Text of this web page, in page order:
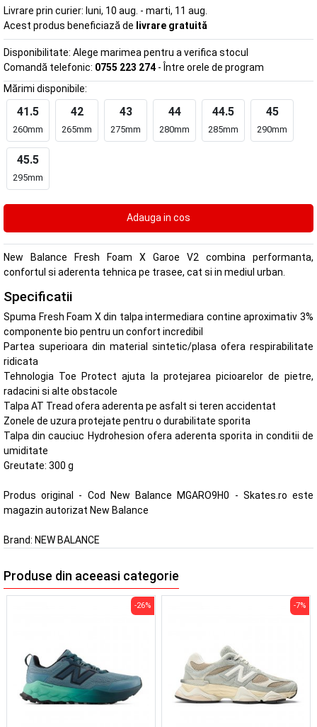
Livrare prin curier: luni, 10 aug. - marti, 11 aug.
Acest produs beneficiază de livrare gratuită
Disponibilitate: Alege marimea pentru a verifica stocul
Comandă telefonic: 0755 223 274 - Între orele de program
Mărimi disponibile:
41.5
260mm
42
265mm
43
275mm
44
280mm
44.5
285mm
45
290mm
45.5
295mm
New Balance Fresh Foam X Garoe V2 combina performanta,
confortul si aderenta tehnica pe trasee, cat si in mediul urban.
Specificatii
Spuma Fresh Foam X din talpa intermediara contine aproximativ 3%
componente bio pentru un confort incredibil
Partea superioara din material sintetic/plasa ofera respirabilitate
ridicata
Tehnologia Toe Protect ajuta la protejarea picioarelor de pietre,
radacini si alte obstacole
Talpa AT Tread ofera aderenta pe asfalt si teren accidentat
Zonele de uzura protejate pentru o durabilitate sporita
Talpa din cauciuc Hydrohesion ofera aderenta sporita in conditii de
umiditate
Greutate: 300 g
Produs original - Cod New Balance MGARO9H0 - Skates.ro este
magazin autorizat New Balance
Brand: NEW BALANCE
Produse din aceeasi categorie
-26% -7%